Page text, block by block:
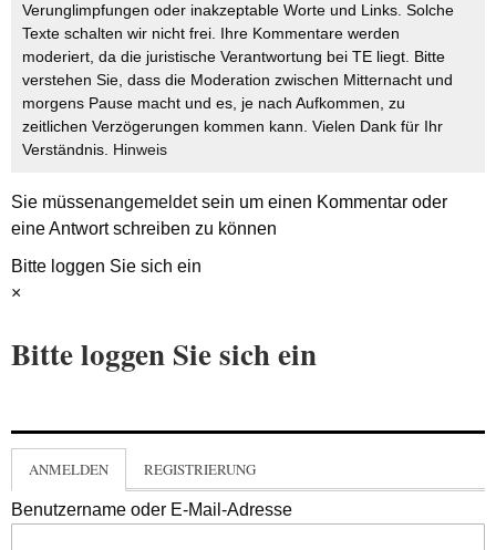
Verunglimpfungen oder inakzeptable Worte und Links. Solche
Texte schalten wir nicht frei. Ihre Kommentare werden
moderiert, da die juristische Verantwortung bei TE liegt. Bitte
verstehen Sie, dass die Moderation zwischen Mitternacht und
morgens Pause macht und es, je nach Aufkommen, zu
zeitlichen Verzögerungen kommen kann. Vielen Dank für Ihr
Verständnis. Hinweis
Sie müssenangemeldetsein um einen Kommentar oder
eine Antwort schreiben zu können
Bitte loggen Sie sich ein
×
Bitte loggen Sie sich ein
ANMELDEN REGISTRIERUNG
Benutzername oder E-Mail-Adresse